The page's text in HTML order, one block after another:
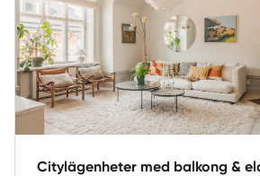
Citylägenheter med balkong &